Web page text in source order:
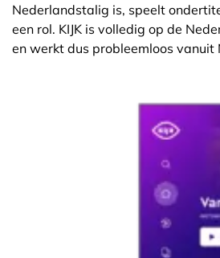
Nederlandstalig is, speelt
een rol. KIJK is volledig op de
en werkt dus probleemloos vanuit